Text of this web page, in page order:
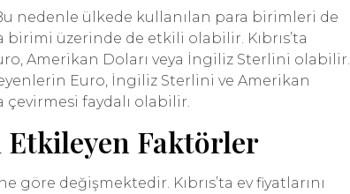
nedenle ülkede kullanılan para birimleri de
üzerinde de etkili olabilir. Kıbrıs’ta
Amerikan Doları veya İngiliz Sterlini olabilir.
Euro, İngiliz Sterlini ve Amerikan
faydalı olabilir.
Etkileyen Faktörler
göre değişmektedir. Kıbrıs’ta ev fiyatlarını